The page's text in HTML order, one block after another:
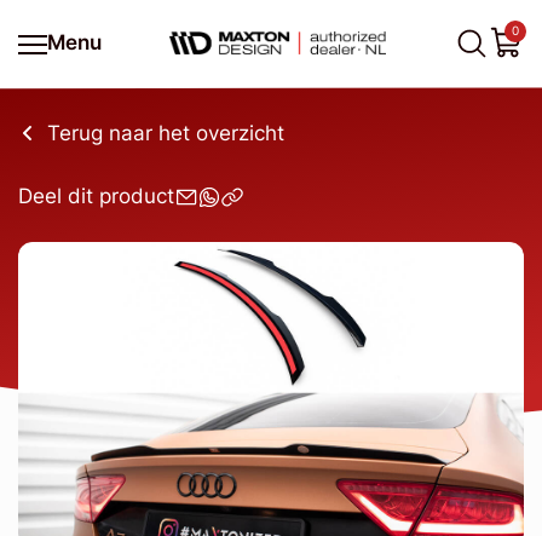
Menu
0
Terug naar het overzicht
Deel dit product